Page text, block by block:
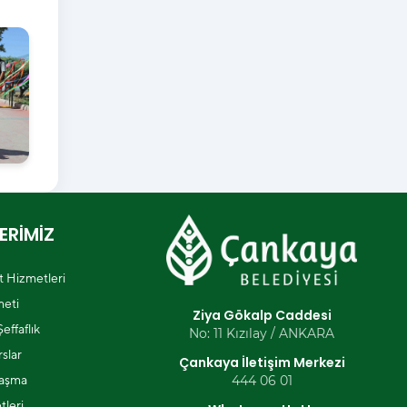
Hizmetleri
Ziya Gökalp Caddesi
No: 11 Kızılay / ANKARA
Çankaya İletişim Merkezi
444 06 01